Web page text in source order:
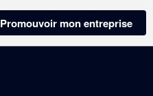
Promouvoir mon entreprise